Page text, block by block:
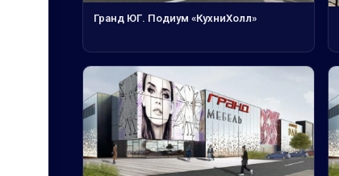
Гранд ЮГ. Подиум «КухниХолл»